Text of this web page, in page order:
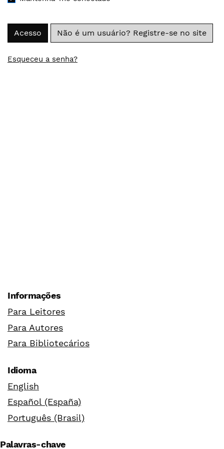
Acesso Não é um usuário? Registre-se no site
Esqueceu a senha?
Informações
Para Leitores
Para Autores
Para Bibliotecários
Idioma
English
Español (España)
Português (Brasil)
Palavras-chave